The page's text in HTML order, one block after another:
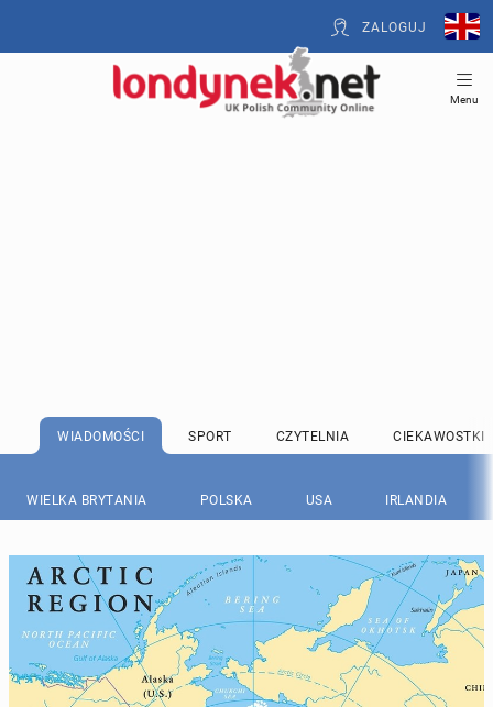
ZALOGUJ
Menu
WIADOMOŚCI SPORT CZYTELNIA CIEKAWOSTKI
WIELKA BRYTANIA POLSKA USA IRLANDIA